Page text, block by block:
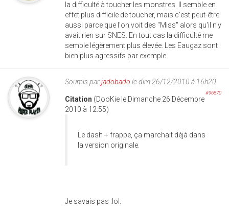
la difficulté à toucher les monstres. Il semble en
effet plus difficile de toucher, mais c'est peut-être
aussi parce que l'on voit des "Miss" alors qu'il n'y
avait rien sur SNES. En tout cas la difficulté me
semble légèrement plus élevée. Les Eaugaz sont
bien plus agressifs par exemple.
Soumis parjadobado le dim 26/12/2010 à 16h20
#96870
Citation (DooKie le Dimanche 26 Décembre
2010 à 12:55)
Le dash + frappe, ça marchait déjà dans
la version originale.
Je savais pas :lol: